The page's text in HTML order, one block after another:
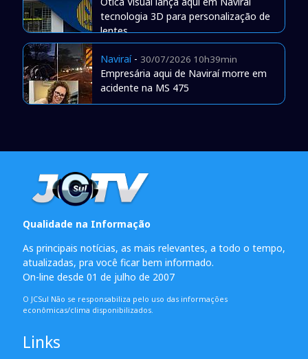
tecnologia 3D para personalização de
lentes
Naviraí- 30/07/2026 10h39min
Empresária aqui de Naviraí morre em
acidente na MS 475
Qualidade na Informação
As principais notícias, as mais relevantes, a todo o tempo,
atualizadas, pra você ficar bem informado.
On-line desde 01 de julho de 2007
O JCSul Não se responsabiliza pelo uso das informações
econômicas/clima disponibilizados.
Links